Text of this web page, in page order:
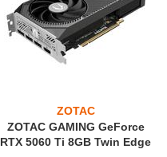
ZOTAC
ZOTAC GAMING GeForce
RTX 5060 Ti 8GB Twin Edge